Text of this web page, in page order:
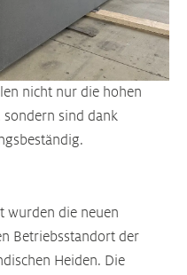
nicht nur die hohen
sind dank
wurden die neuen
Betriebsstandort der
Heiden. Die